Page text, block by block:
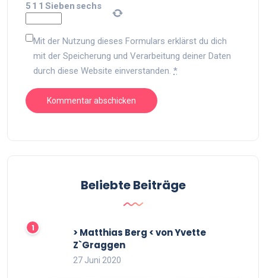
5 1 1 Sieben sechs
Mit der Nutzung dieses Formulars erklärst du dich
mit der Speicherung und Verarbeitung deiner Daten
durch diese Website einverstanden. *
Beliebte Beiträge
> Matthias Berg < von Yvette
Z`Graggen
27 Juni 2020